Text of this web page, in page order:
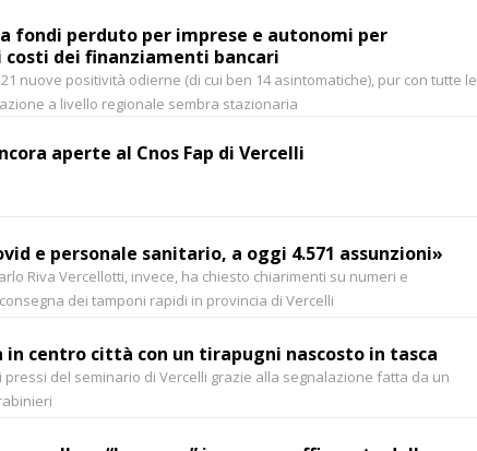
fondi perduto per imprese e autonomi per
costi dei finanziamenti bancari
nuove positività odierne (di cui ben 14 asintomatiche), pur con tutte le
a livello regionale sembra stazionaria
aperte al Cnos Fap di Vercelli
e personale sanitario, a oggi 4.571 assunzioni»
Riva Vercellotti, invece, ha chiesto chiarimenti su numeri e
dei tamponi rapidi in provincia di Vercelli
in centro città con un tirapugni nascosto in tasca
pressi del seminario di Vercelli grazie alla segnalazione fatta da un